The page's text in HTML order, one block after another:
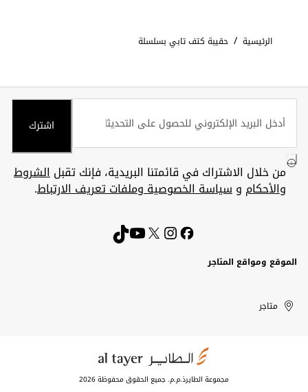
الرئيسية / حقيبة كتف تابي بسلسلة
اشترك
من خلال الاشتراك في قائمتنا البريدية، فإنك تقبلالشروط
والأحكام وسياسة الخصوصية وملفات تعريف الارتباط.
الموقع ومواقع المتاجر
United
Arab
Kuwait
الإمارات
العربية
الكويت
متاجر
مجموعة الطايرذ.م.م. جميع الحقوق محفوظة 2026